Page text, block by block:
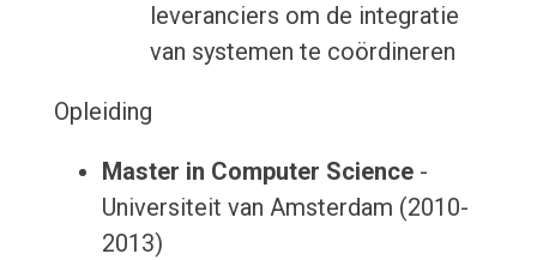
leveranciers om de integratie
van systemen te coördineren
Opleiding
Master in Computer Science-
Universiteit van Amsterdam (2010-
2013)